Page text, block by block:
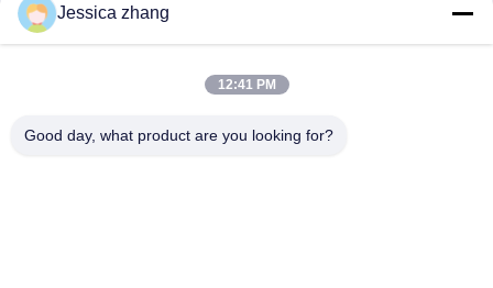
ติดต่อ
28 อุตสาหกรรมที่สอง Liu chong wei, Wanjiang, DongGuan,
86-769 -88125248
Jessica zhang
12:41 PM
Good day, what product are you looking for?